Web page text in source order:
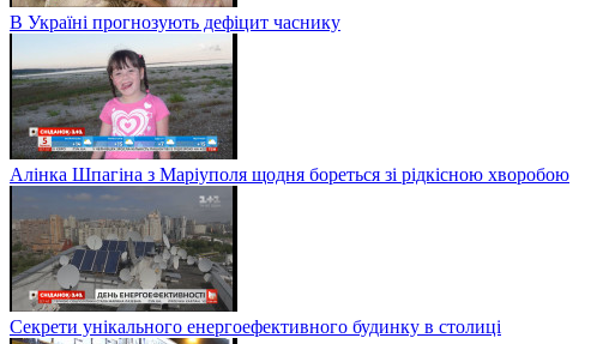
В Україні прогнозують дефіцит часнику
Алінка Шпагіна з Маріуполя щодня бореться зі рідкісною хворобою
Секрети унікального енергоефективного будинку в столиці